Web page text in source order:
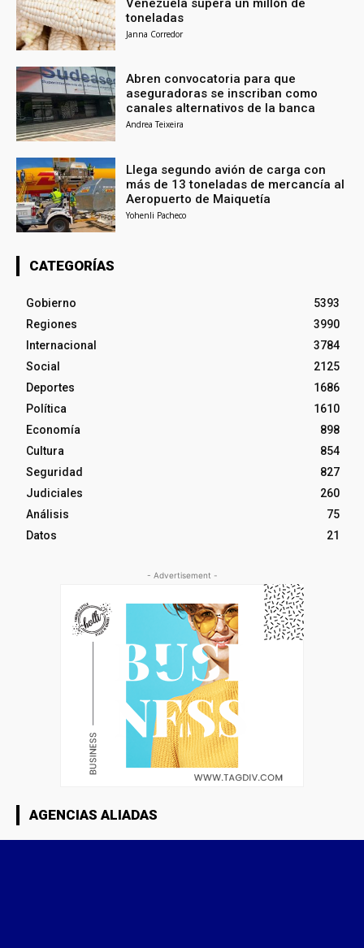
Venezuela supera un millón de
toneladas
Janna Corredor
Abren convocatoria para que
aseguradoras se inscriban como
canales alternativos de la banca
Andrea Teixeira
Llega segundo avión de carga con
más de 13 toneladas de mercancía al
Aeropuerto de Maiquetía
Yohenli Pacheco
CATEGORÍAS
Gobierno
5393
Regiones
3990
Internacional
3784
Social
2125
Deportes
1686
Política
1610
Economía
898
Cultura
854
Seguridad
827
Judiciales
260
Análisis
75
Datos
21
- Advertisement -
AGENCIAS ALIADAS